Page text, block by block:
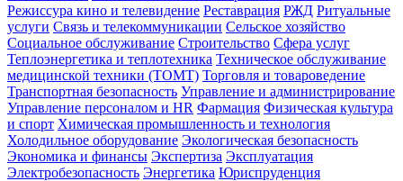
Режиссура кино и телевидение Реставрация РЖД Ритуальные
услуги Связь и телекоммуникации Сельское хозяйство
Социальное обслуживание Строительство Сфера услуг
Теплоэнергетика и теплотехника Техническое обслуживание
медицинской техники (ТОМТ) Торговля и товароведение
Транспортная безопасность Управление и администрирование
Управление персоналом и HR Фармация Физическая культура
и спорт Химическая промышленность и технология
Холодильное оборудование Экологическая безопасность
Экономика и финансы Экспертиза Эксплуатация
Электробезопасность Энергетика Юриспруденция